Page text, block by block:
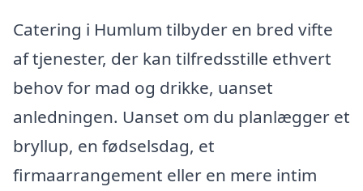
Catering i Humlum tilbyder en bred vifte
af tjenester, der kan tilfredsstille ethvert
behov for mad og drikke, uanset
anledningen. Uanset om du planlægger et
bryllup, en fødselsdag, et
firmaarrangement eller en mere intim